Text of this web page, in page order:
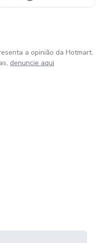
a opinião da Hotmart.
denuncie aqui